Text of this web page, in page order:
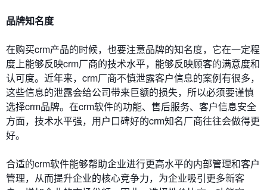
品牌知名度
在购买crm产品的时候，也要注意品牌的知名度，它在一定程
度上能够反映crm厂商的技术水平，能够反映顾客的满意度和
认可度。近年来，crm厂商不慎泄露客户信息的案例有很多，
这些信息的泄露会给公司带来巨额的损失，所以必须要谨慎
选择crm品牌。在crm软件的功能、售后服务、客户信息安全
方面，技术水平强，用户口碑好的crm知名厂商往往会做得更
好。
合适的crm软件能够帮助企业进行更高水平的内部管理和客户
管理，从而提升企业的核心竞争力，为企业吸引更多新客